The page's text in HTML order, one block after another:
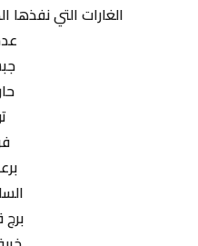
الغارات التي نفذها